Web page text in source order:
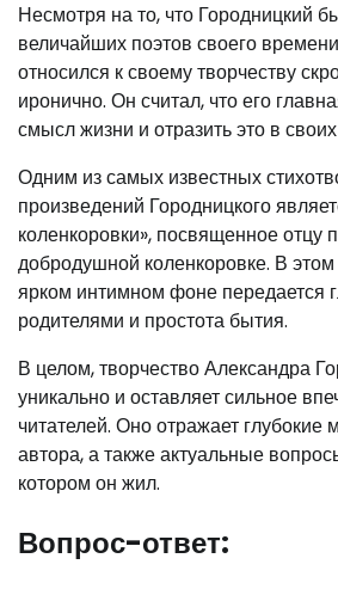
Несмотря на то, что Городницкий
величайших поэтов своего
относился к своему творчеству
иронично. Он считал, что его
смысл жизни и отразить это в
Одним из самых известных
произведений Городницкого
коленкоровки», посвященное отцу
добродушной коленкоровке. В
ярком интимном фоне передается
родителями и простота бытия.
В целом, творчество Александра
уникально и оставляет сильное
читателей. Оно отражает
автора, а также актуальные
котором он жил.
Вопрос-ответ: